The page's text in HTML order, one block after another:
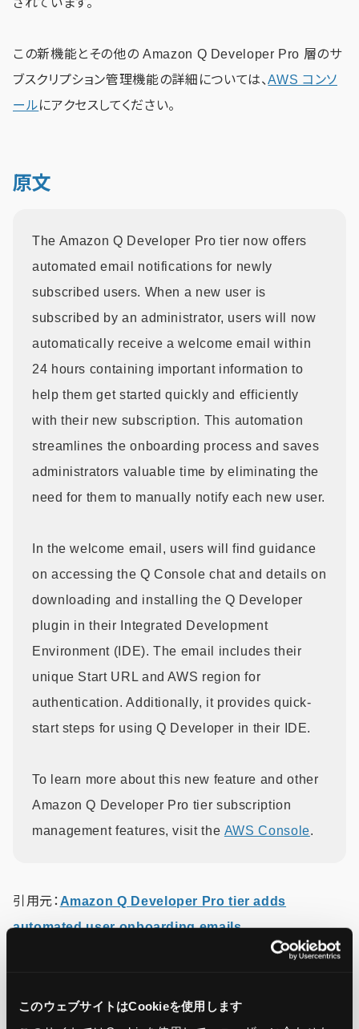
このウェブサイトはCookieを使用します
されています。
この新機能とその他の Amazon Q Developer Pro 層のサ
ブスクリプション管理機能の詳細については、AWS コンソ
ールにアクセスしてください。
原文
The Amazon Q Developer Pro tier now offers
automated email notifications for newly
subscribed users. When a new user is
subscribed by an administrator, users will now
automatically receive a welcome email within
24 hours containing important information to
help them get started quickly and efficiently
with their new subscription. This automation
streamlines the onboarding process and saves
administrators valuable time by eliminating the
need for them to manually notify each new user.
In the welcome email, users will find guidance
on accessing the Q Console chat and details on
downloading and installing the Q Developer
plugin in their Integrated Development
Environment (IDE). The email includes their
unique Start URL and AWS region for
authentication. Additionally, it provides quick-
start steps for using Q Developer in their IDE.
To learn more about this new feature and other
Amazon Q Developer Pro tier subscription
management features, visit the AWS Console.
引用元：Amazon Q Developer Pro tier adds
automated user onboarding emails
この記事をシェア